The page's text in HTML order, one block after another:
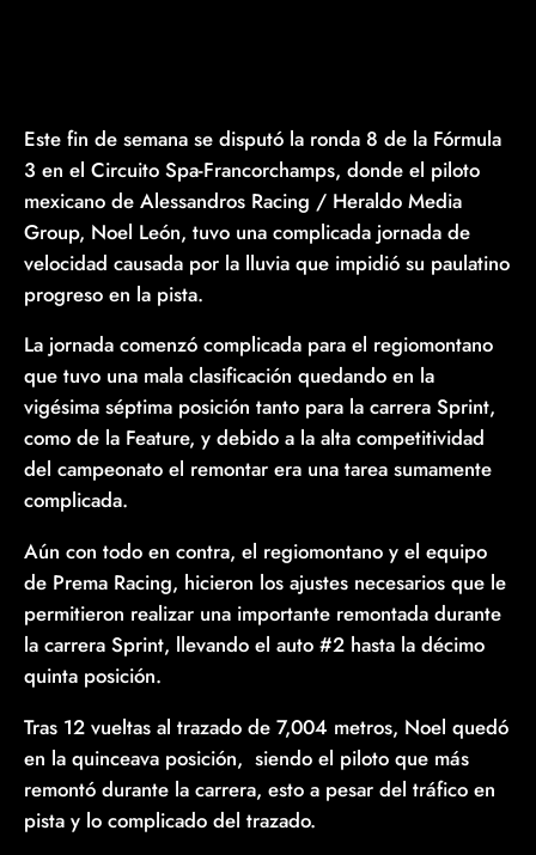
Este fin de semana se disputó la ronda 8 de la Fórmula
3 en el Circuito Spa-Francorchamps, donde el piloto
mexicano de Alessandros Racing / Heraldo Media
Group, Noel León, tuvo una complicada jornada de
velocidad causada por la lluvia que impidió su paulatino
progreso en la pista.
La jornada comenzó complicada para el regiomontano
que tuvo una mala clasificación quedando en la
vigésima séptima posición tanto para la carrera Sprint,
como de la Feature, y debido a la alta competitividad
del campeonato el remontar era una tarea sumamente
complicada.
Aún con todo en contra, el regiomontano y el equipo
de Prema Racing, hicieron los ajustes necesarios que le
permitieron realizar una importante remontada durante
la carrera Sprint, llevando el auto #2 hasta la décimo
quinta posición.
Tras 12 vueltas al trazado de 7,004 metros, Noel quedó
en la quinceava posición, siendo el piloto que más
remontó durante la carrera, esto a pesar del tráfico en
pista y lo complicado del trazado.